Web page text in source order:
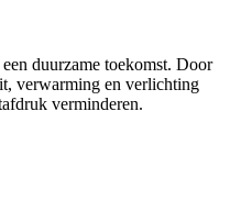
duurzame toekomst. Door
verwarming en verlichting
verminderen.